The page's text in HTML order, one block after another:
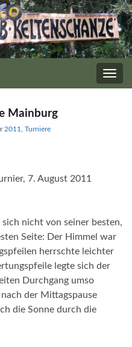
Mainburg
2011 Turniere
7. August 2011
nicht von seiner besten,
Seite: Der Himmel war
herrschte leichter
legte sich der
Durchgang umso
der Mittagspause
die Sonne durch die